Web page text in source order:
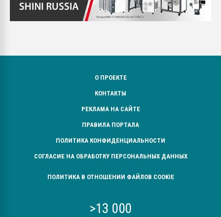
О ПРОЕКТЕ
КОНТАКТЫ
РЕКЛАМА НА САЙТЕ
ПРАВИЛА ПОРТАЛА
ПОЛИТИКА КОНФИДЕНЦИАЛЬНОСТИ
СОГЛАСИЕ НА ОБРАБОТКУ ПЕРСОНАЛЬНЫХ ДАННЫХ
ПОЛИТИКА В ОТНОШЕНИИ ФАЙЛОВ COOKIE
>13 000